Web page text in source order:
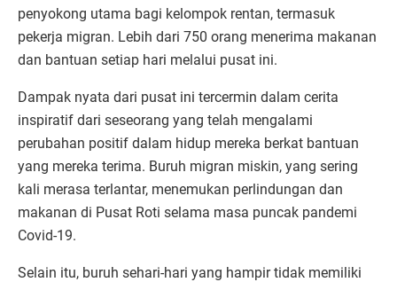
penyokong utama bagi kelompok rentan, termasuk
pekerja migran. Lebih dari 750 orang menerima makanan
dan bantuan setiap hari melalui pusat ini.
Dampak nyata dari pusat ini tercermin dalam cerita
inspiratif dari seseorang yang telah mengalami
perubahan positif dalam hidup mereka berkat bantuan
yang mereka terima. Buruh migran miskin, yang sering
kali merasa terlantar, menemukan perlindungan dan
makanan di Pusat Roti selama masa puncak pandemi
Covid-19.
Selain itu, buruh sehari-hari yang hampir tidak memiliki